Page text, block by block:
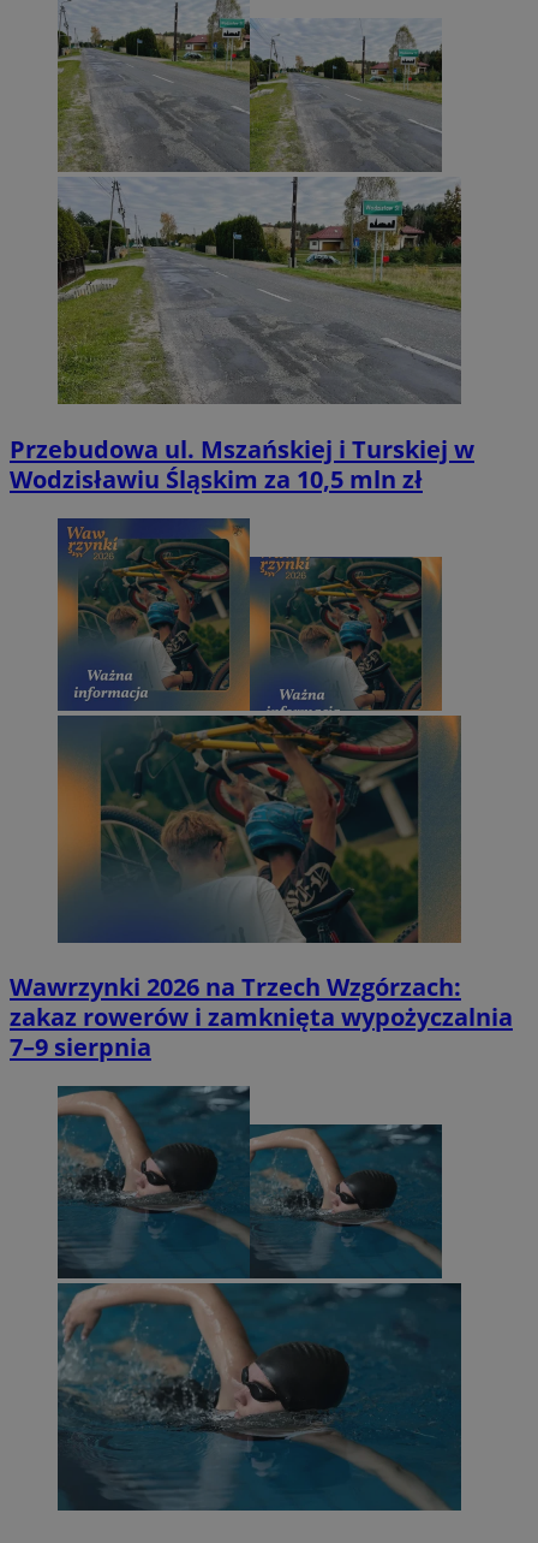
Przebudowa ul. Mszańskiej i Turskiej w
Wodzisławiu Śląskim za 10,5 mln zł
Wawrzynki 2026 na Trzech Wzgórzach:
zakaz rowerów i zamknięta wypożyczalnia
7–9 sierpnia